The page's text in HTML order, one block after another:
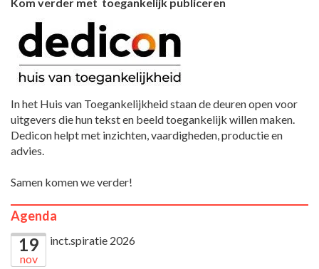
Kom verder met toegankelijk publiceren
In het Huis van Toegankelijkheid staan de deuren open voor
uitgevers die hun tekst en beeld toegankelijk willen maken.
Dedicon helpt met inzichten, vaardigheden, productie en
advies.
Samen komen we verder!
Agenda
19
nov
inct.spiratie 2026